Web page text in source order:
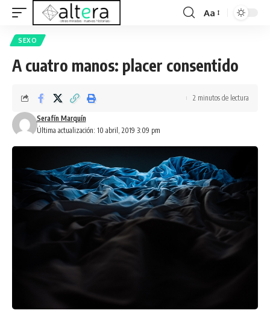
Aa
SEXO
A cuatro manos: placer consentido
Última actualización: 10 abril, 2019 3:09 pm
Serafín Marquín
2 minutos de lectura